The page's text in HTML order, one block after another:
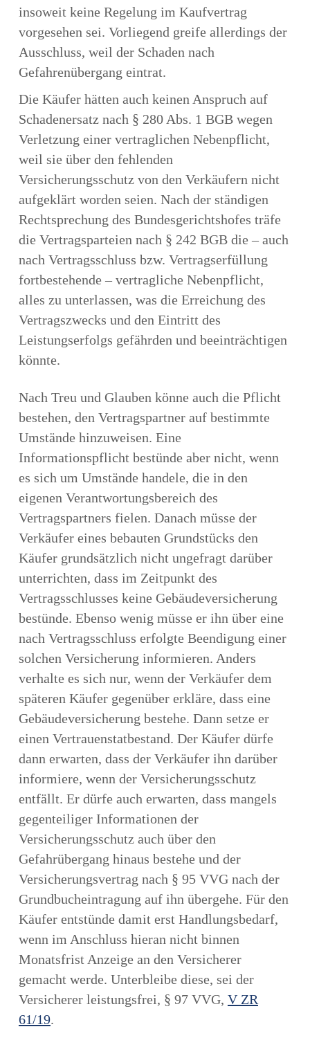
insoweit keine Regelung im Kaufvertrag
vorgesehen sei. Vorliegend greife allerdings der
Ausschluss, weil der Schaden nach
Gefahrenübergang eintrat.
Die Käufer hätten auch keinen Anspruch auf
Schadenersatz nach § 280 Abs. 1 BGB wegen
Verletzung einer vertraglichen Nebenpflicht,
weil sie über den fehlenden
Versicherungsschutz von den Verkäufern nicht
aufgeklärt worden seien. Nach der ständigen
Rechtsprechung des Bundesgerichtshofes träfe
die Vertragsparteien nach § 242 BGB die – auch
nach Vertragsschluss bzw. Vertragserfüllung
fortbestehende – vertragliche Nebenpflicht,
alles zu unterlassen, was die Erreichung des
Vertragszwecks und den Eintritt des
Leistungserfolgs gefährden und beeinträchtigen
könnte.
Nach Treu und Glauben könne auch die Pflicht
bestehen, den Vertragspartner auf bestimmte
Umstände hinzuweisen. Eine
Informationspflicht bestünde aber nicht, wenn
es sich um Umstände handele, die in den
eigenen Verantwortungsbereich des
Vertragspartners fielen. Danach müsse der
Verkäufer eines bebauten Grundstücks den
Käufer grundsätzlich nicht ungefragt darüber
unterrichten, dass im Zeitpunkt des
Vertragsschlusses keine Gebäudeversicherung
bestünde. Ebenso wenig müsse er ihn über eine
nach Vertragsschluss erfolgte Beendigung einer
solchen Versicherung informieren. Anders
verhalte es sich nur, wenn der Verkäufer dem
späteren Käufer gegenüber erkläre, dass eine
Gebäudeversicherung bestehe. Dann setze er
einen Vertrauenstatbestand. Der Käufer dürfe
dann erwarten, dass der Verkäufer ihn darüber
informiere, wenn der Versicherungsschutz
entfällt. Er dürfe auch erwarten, dass mangels
gegenteiliger Informationen der
Versicherungsschutz auch über den
Gefahrübergang hinaus bestehe und der
Versicherungsvertrag nach § 95 VVG nach der
Grundbucheintragung auf ihn übergehe. Für den
Käufer entstünde damit erst Handlungsbedarf,
wenn im Anschluss hieran nicht binnen
Monatsfrist Anzeige an den Versicherer
gemacht werde. Unterbleibe diese, sei der
Versicherer leistungsfrei, § 97 VVG, V ZR
61/19.